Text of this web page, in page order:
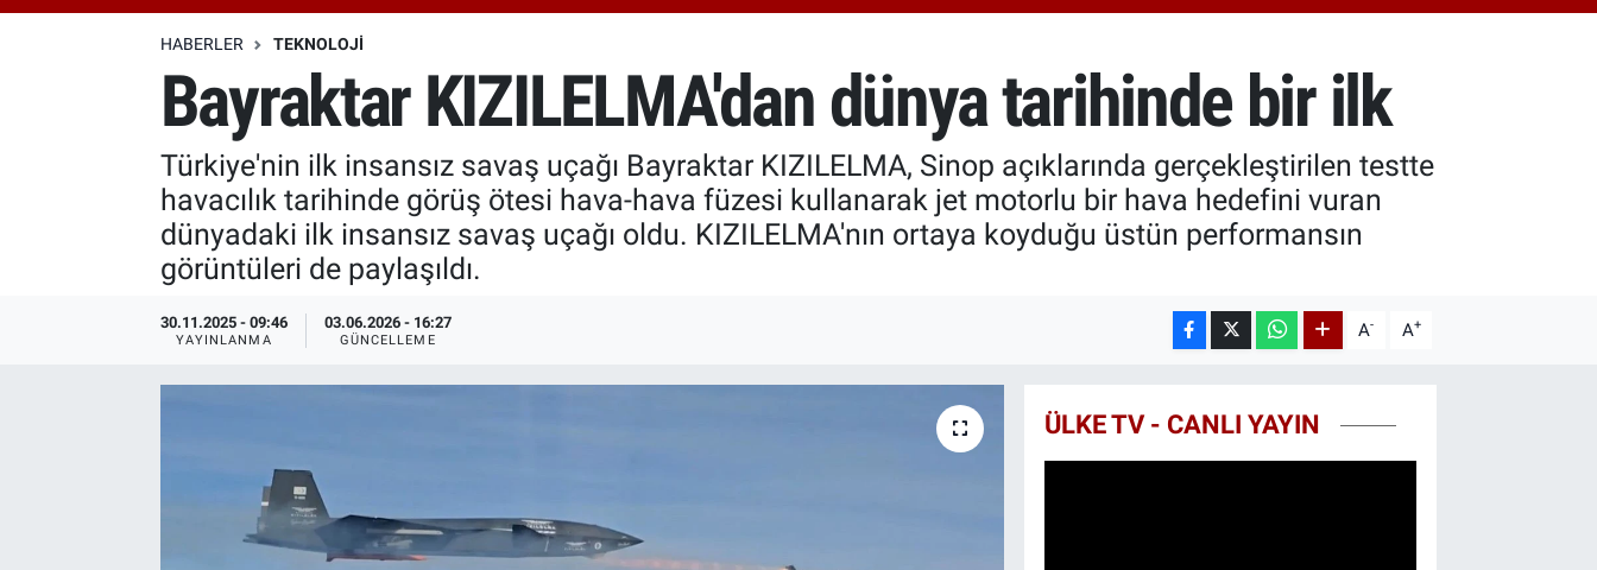
BITCOIN
64.360,53
%-0.76
HABERLER TEKNOLOJI
Bayraktar KIZILELMA'dan dünya tarihinde bir ilk
Türkiye'nin ilk insansız savaş uçağı Bayraktar KIZILELMA, Sinop açıklarında gerçekleştirilen testte
havacılık tarihinde görüş ötesi hava-hava füzesi kullanarak jet motorlu bir hava hedefini vuran
dünyadaki ilk insansız savaş uçağı oldu. KIZILELMA'nın ortaya koyduğu üstün performansın
görüntüleri de paylaşıldı.
30.11.2025 - 09:46
YAYINLANMA
03.06.2026 - 16:27
GÜNCELLEME A- A+
ÜLKE TV - CANLI YAYIN
Özel Haberler
Özel Haberler
Erişim Bilgileri
Haber Arşivi